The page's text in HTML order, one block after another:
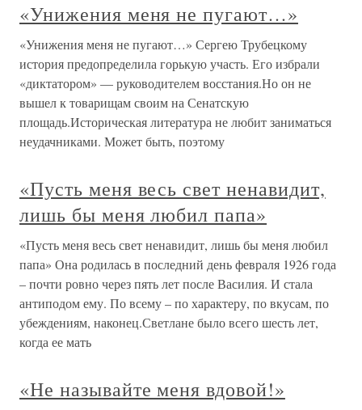
«Унижения меня не пугают…»
«Унижения меня не пугают…» Сергею Трубецкому
история предопределила горькую участь. Его избрали
«диктатором» — руководителем восстания.Но он не
вышел к товарищам своим на Сенатскую
площадь.Историческая литература не любит заниматься
неудачниками. Может быть, поэтому
«Пусть меня весь свет ненавидит,
лишь бы меня любил папа»
«Пусть меня весь свет ненавидит, лишь бы меня любил
папа» Она родилась в последний день февраля 1926 года
– почти ровно через пять лет после Василия. И стала
антиподом ему. По всему – по характеру, по вкусам, по
убеждениям, наконец.Светлане было всего шесть лет,
когда ее мать
«Не называйте меня вдовой!»